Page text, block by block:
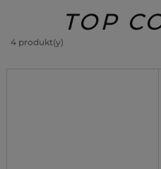
Beauty
TOP
4 produkt(y)